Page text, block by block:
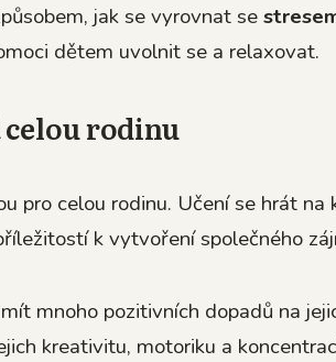
jak se vyrovnat se
dětem uvolnit se a relaxovat.
celou rodinu
pro celou rodinu. Učení se hrát na
k vytvoření společného
mnoho pozitivních dopadů na
kreativitu, motoriku a